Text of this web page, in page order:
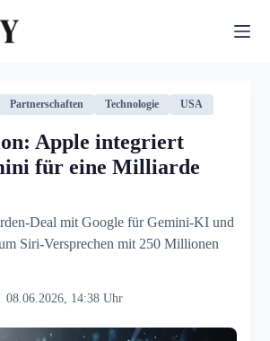
Partnerschaften Technologie USA
Apple integriert
für eine Milliarde
Deal mit Google für Gemini-KI und
Siri-Versprechen mit 250 Millionen
08.06.2026, 14:38 Uhr